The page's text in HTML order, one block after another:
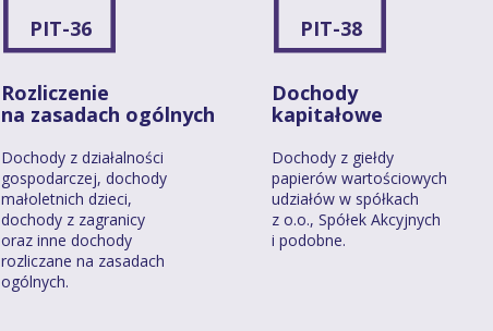
PIT-36 PIT-38
Rozliczenie
na zasadach ogólnych
Dochody
kapitałowe
Dochody z działalności
gospodarczej, dochody
małoletnich dzieci,
dochody z zagranicy
oraz inne dochody
rozliczane na zasadach
ogólnych.
Dochody z giełdy
papierów wartościowych
udziałów w spółkach
z o.o., Spółek Akcyjnych
i podobne.